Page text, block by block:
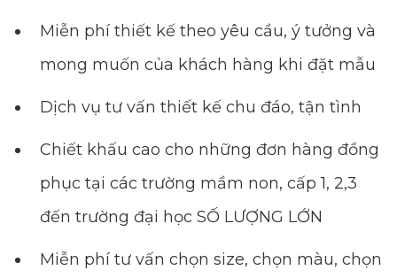
Miễn phí thiết kế theo yêu cầu, ý tưởng và
mong muốn của khách hàng khi đặt mẫu
Dịch vụ tư vấn thiết kế chu đáo, tận tình
Chiết khấu cao cho những đơn hàng đồng
phục tại các trường mầm non, cấp 1, 2,3
đến trường đại học SỐ LƯỢNG LỚN
Miễn phí tư vấn chọn size, chọn màu, chọn